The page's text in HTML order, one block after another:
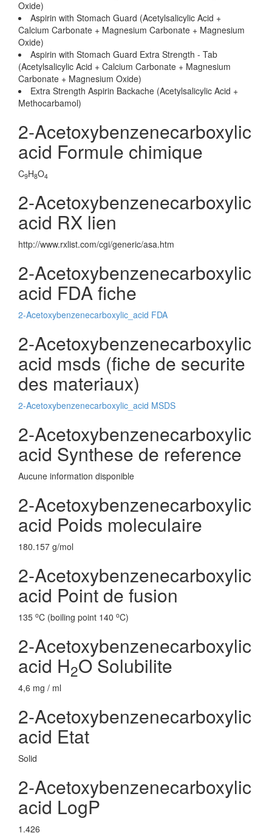
Oxide)
Aspirin with Stomach Guard (Acetylsalicylic Acid +
Calcium Carbonate + Magnesium Carbonate + Magnesium
Oxide)
Aspirin with Stomach Guard Extra Strength - Tab
(Acetylsalicylic Acid + Calcium Carbonate + Magnesium
Carbonate + Magnesium Oxide)
Extra Strength Aspirin Backache (Acetylsalicylic Acid +
Methocarbamol)
2-Acetoxybenzenecarboxylic
acid Formule chimique
C9H8O4
2-Acetoxybenzenecarboxylic
acid RX lien
http://www.rxlist.com/cgi/generic/asa.htm
2-Acetoxybenzenecarboxylic
acid FDA fiche
2-Acetoxybenzenecarboxylic_acid FDA
2-Acetoxybenzenecarboxylic
acid msds (fiche de securite
des materiaux)
2-Acetoxybenzenecarboxylic_acid MSDS
2-Acetoxybenzenecarboxylic
acid Synthese de reference
Aucune information disponible
2-Acetoxybenzenecarboxylic
acid Poids moleculaire
180.157 g/mol
2-Acetoxybenzenecarboxylic
acid Point de fusion
135 oC (boiling point 140 oC)
2-Acetoxybenzenecarboxylic
acid H2O Solubilite
4,6 mg / ml
2-Acetoxybenzenecarboxylic
acid Etat
Solid
2-Acetoxybenzenecarboxylic
acid LogP
1.426